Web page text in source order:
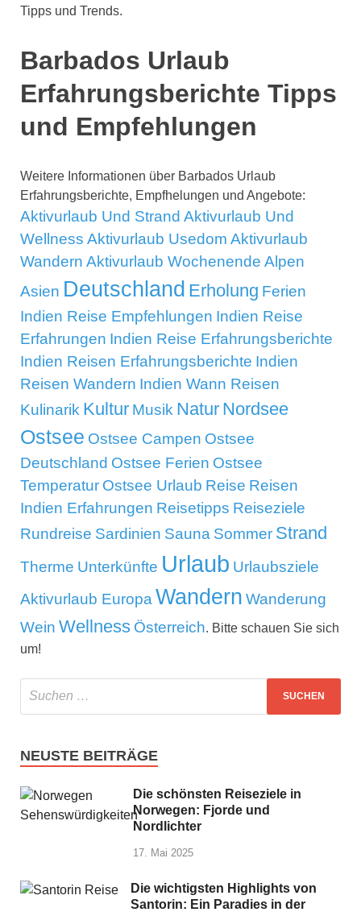
Tipps und Trends.
Barbados Urlaub
Erfahrungsberichte Tipps
und Empfehlungen
Weitere Informationen über Barbados Urlaub
Erfahrungsberichte, Empfhelungen und Angebote:
Aktivurlaub Und Strand Aktivurlaub Und
Wellness Aktivurlaub Usedom Aktivurlaub
Wandern Aktivurlaub Wochenende Alpen
Asien Deutschland Erholung Ferien
Indien Reise Empfehlungen Indien Reise
Erfahrungen Indien Reise Erfahrungsberichte
Indien Reisen Erfahrungsberichte Indien
Reisen Wandern Indien Wann Reisen
Kulinarik Kultur Musik Natur Nordsee
Ostsee Ostsee Campen Ostsee
Deutschland Ostsee Ferien Ostsee
Temperatur Ostsee Urlaub Reise Reisen
Indien Erfahrungen Reisetipps Reiseziele
Rundreise Sardinien Sauna Sommer Strand
Therme Unterkünfte Urlaub Urlaubsziele
Aktivurlaub Europa Wandern Wanderung
Wein Wellness Österreich. Bitte schauen Sie sich
um!
NEUSTE BEITRÄGE
Die schönsten Reiseziele in
Norwegen: Fjorde und
Nordlichter
17. Mai 2025
Die wichtigsten Highlights von
Santorin: Ein Paradies in der